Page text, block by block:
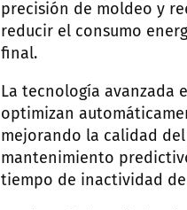
precisión de moldeo y
reducir el consumo
final.
La tecnología avanzada
optimizan
mejorando la calidad
mantenimiento
tiempo de inactividad